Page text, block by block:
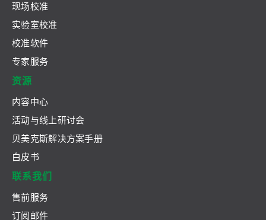
现场校准
实验室校准
校准软件
专家服务
资源
内容中心
活动与线上研讨会
贝美克斯解决方案手册
白皮书
联系我们
售前服务
订阅邮件